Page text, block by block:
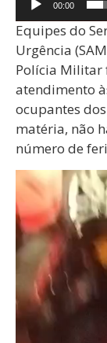
00:00
Equipes do
Urgência
Polícia Militar
atendimento
ocupantes
matéria, não
número de
Tocador
de
vídeo